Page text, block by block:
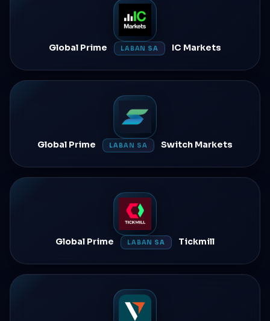
Global Prime LABAN SA IC Markets
Global Prime LABAN SA Switch Markets
Global Prime LABAN SA Tickmill